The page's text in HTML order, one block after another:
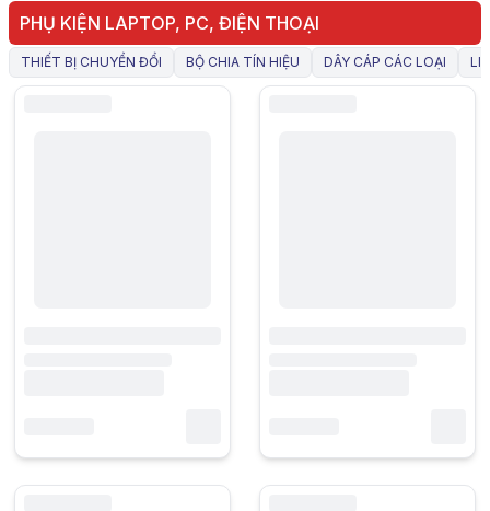
PHỤ KIỆN LAPTOP, PC, ĐIỆN THOẠI
THIẾT BỊ CHUYỂN ĐỔI BỘ CHIA TÍN HIỆU DÂY CÁP CÁC LOẠI